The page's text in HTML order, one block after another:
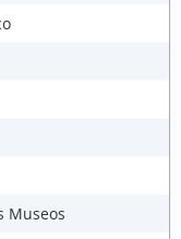
Museos